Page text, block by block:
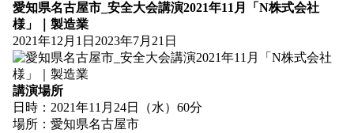
愛知県名古屋市_安全大会講演2021年11月「N株式会社
様」｜製造業
2021年12月1日 2023年7月21日
講演場所
日時：2021年11月24日（水）60分
場所：愛知県名古屋市